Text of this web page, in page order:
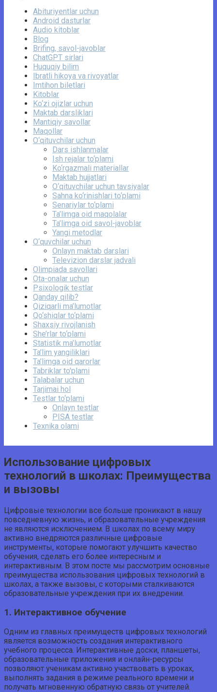
Abituriyentlar uchun
Android dasturlar
Audio kitoblar
Blog
Brifing, savol-javoblar
ChatGPT sirlari
Huquqiy bilim
Ibratli hikoya va rivoyatlar
Imtihon biletlari
Kitoblar
Ko‘zi ojizlar uchun
Maktab darsliklari
Mantiqiy savollar
Maqollar
O‘qituvchilar uchun
Dars ishlanmalar
Ish rejalar to‘plami
Ko‘rgazmali materiallar
Maktab hujjatlari
O‘qituvchilar uchun tavsiyalar
Sahna ko‘rinishlari to‘plami
Senariylar to‘plami
Ta’limga oid maqolalar
Ta’limga oid savol-javoblar
Yangi metodlar
O‘quvchilar uchun
Onlayn maktab darslari
Televizion darslar jadvali
Olimpiada savollari
Ota-onalar uchun
Psixologik testlar
Qanday qilib?
Qiziqarli ma’lumotlar
Qo‘shiqlar to‘plami
Shaxsiy rivojlanish
She’rlar to‘plami
Statistik ma’lumotlar
Ta’lim yangiliklari
Ta’limga oid qarorlar
Tabriklar to'plami
Talabalar uchun
Tarjimai hol
Testlar to‘plami
Onlayn testlar
PISA testlar
Texnika olami
Использование цифровых
технологий в школах: Преимущества
и вызовы
Цифровые технологии все больше проникают в нашу
повседневную жизнь, и образовательные учреждения
не являются исключением. В школах по всему миру
активно внедряются различные цифровые
инструменты, которые помогают улучшить качество
обучения, сделать его более интересным и
интерактивным. В этом посте мы рассмотрим основные
преимущества использования цифровых технологий в
школах, а также вызовы, с которыми сталкиваются
образовательные учреждения при их внедрении.
1. Интерактивное обучение
Одним из главных преимуществ цифровых технологий
является возможность создания интерактивного
учебного процесса. Интерактивные доски, планшеты,
образовательные приложения и онлайн-ресурсы
позволяют ученикам активно участвовать в уроках,
выполнять задания в режиме реального времени и
получать мгновенную обратную связь от учителей.